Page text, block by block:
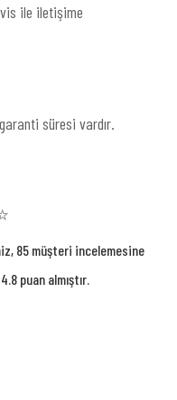
ile iletişime
süresi vardır.
85 müşteri incelemesine
puan almıştır.